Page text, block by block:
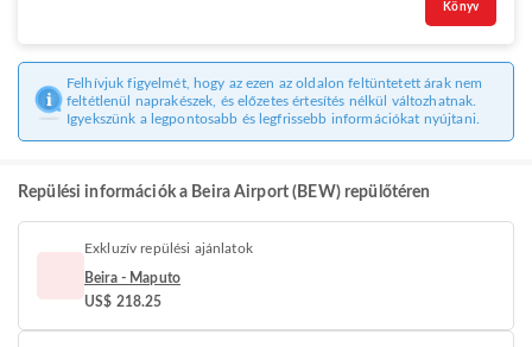
Könyv
Felhívjuk figyelmét, hogy az ezen az oldalon feltüntetett árak nem
feltétlenül naprakészek, és előzetes értesítés nélkül változhatnak.
Igyekszünk a legpontosabb és legfrissebb információkat nyújtani.
Repülési információk a Beira Airport (BEW) repülőtéren
Exkluzív repülési ajánlatok
Beira - Maputo
US$ 218.25